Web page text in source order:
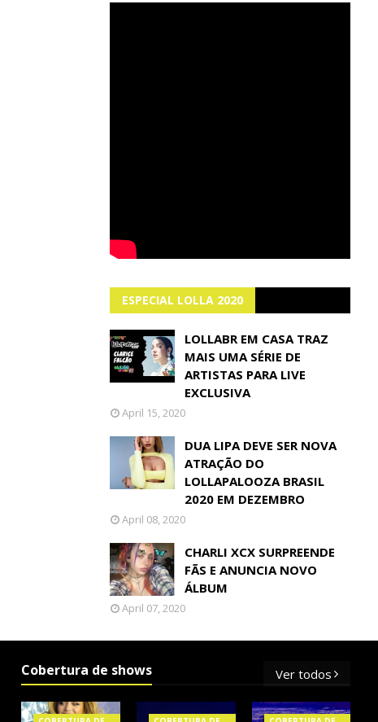
ESPECIAL LOLLA 2020
LOLLABR EM CASA TRAZ
MAIS UMA SÉRIE DE
ARTISTAS PARA LIVE
EXCLUSIVA
April 15, 2020
DUA LIPA DEVE SER NOVA
ATRAÇÃO DO
LOLLAPALOOZA BRASIL
2020 EM DEZEMBRO
April 08, 2020
CHARLI XCX SURPREENDE
FÃS E ANUNCIA NOVO
ÁLBUM
April 07, 2020
Cobertura de shows Ver todos